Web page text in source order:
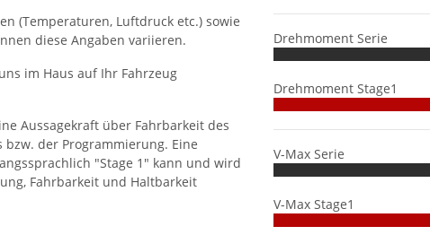
(Temperaturen, Luftdruck etc.) sowie
diese Angaben variieren.
im Haus auf Ihr Fahrzeug
Aussagekraft über Fahrbarkeit des
der Programmierung. Eine
"Stage 1" kann und wird
Fahrbarkeit und Haltbarkeit
Drehmoment Serie
Drehmoment Stage1
V-Max Serie
V-Max Stage1